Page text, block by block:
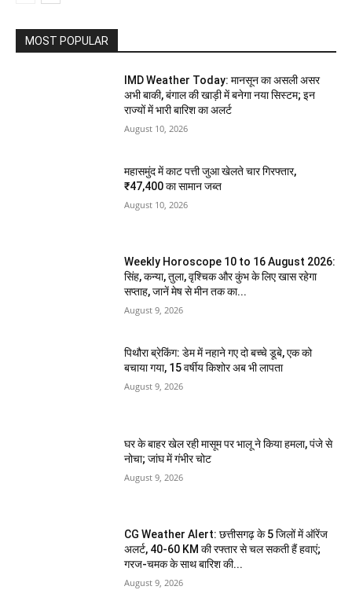
MOST POPULAR
IMD Weather Today: मानसून का असली असर
अभी बाकी, बंगाल की खाड़ी में बनेगा नया सिस्टम; इन
राज्यों में भारी बारिश का अलर्ट
August 10, 2026
महासमुंद में काट पत्ती जुआ खेलते चार गिरफ्तार,
₹47,400 का सामान जब्त
August 10, 2026
Weekly Horoscope 10 to 16 August 2026:
सिंह, कन्या, तुला, वृश्चिक और कुंभ के लिए खास रहेगा
सप्ताह, जानें मेष से मीन तक का...
August 9, 2026
पिथौरा ब्रेकिंग: डेम में नहाने गए दो बच्चे डूबे, एक को
बचाया गया, 15 वर्षीय किशोर अब भी लापता
August 9, 2026
घर के बाहर खेल रही मासूम पर भालू ने किया हमला, पंजे से
नोचा; जांघ में गंभीर चोट
August 9, 2026
CG Weather Alert: छत्तीसगढ़ के 5 जिलों में ऑरेंज
अलर्ट, 40-60 KM की रफ्तार से चल सकती हैं हवाएं;
गरज-चमक के साथ बारिश की...
August 9, 2026